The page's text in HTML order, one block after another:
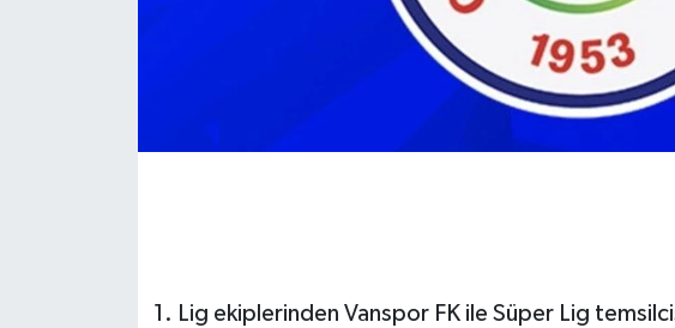
1. Lig ekiplerinden Vanspor FK ile Süper Lig